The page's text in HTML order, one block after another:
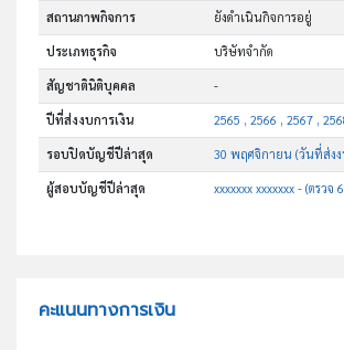
สถานภาพกิจการ ยังดำเนินกิจการอยู่
ประเภทธุรกิจ บริษัทจำกัด
สัญชาตินิติบุคคล -
ปีที่ส่งงบการเงิน 2565 , 2566 , 2567 ,
รอบปิดบัญชีปีล่าสุด 30 พฤศจิกายน (วันที่ส่งง
ผู้สอบบัญชีปีล่าสุด xxxxxxx xxxxxxx - (ตรวจ
คะแนนทางการเงิน